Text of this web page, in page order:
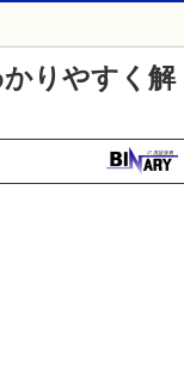
りやすく解